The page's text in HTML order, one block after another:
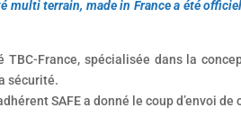
multi terrain, made in France a été
TBC-France, spécialisée dans la
sécurité.
SAFE a donné le coup d’envoi